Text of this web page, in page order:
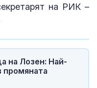
на РИК –
на Лозен: Най-
промяната